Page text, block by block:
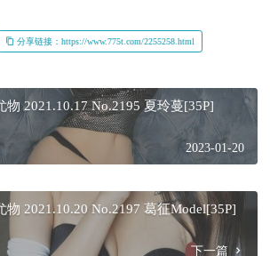
分享链接：https://www.775t.com/2255258.html
物 2021.10.17 No.2195 夏玲蔓[35P]
2023-01-20
物 2021.10.20 No.2197 葛征Model[35P]
下一篇